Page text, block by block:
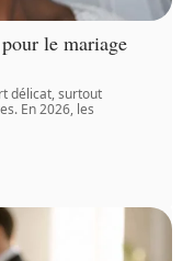
le mariage
délicat, surtout
En 2026, les